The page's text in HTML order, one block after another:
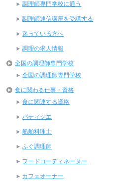
調理師専門学校に通う
調理師通信講座を受講する
迷っている方へ
調理の求人情報
全国の調理師専門学校
全国の調理師専門学校
食に関わる仕事・資格
食に関連する資格
パティシエ
船舶料理士
ふぐ調理師
フードコーディネーター
カフェオーナー